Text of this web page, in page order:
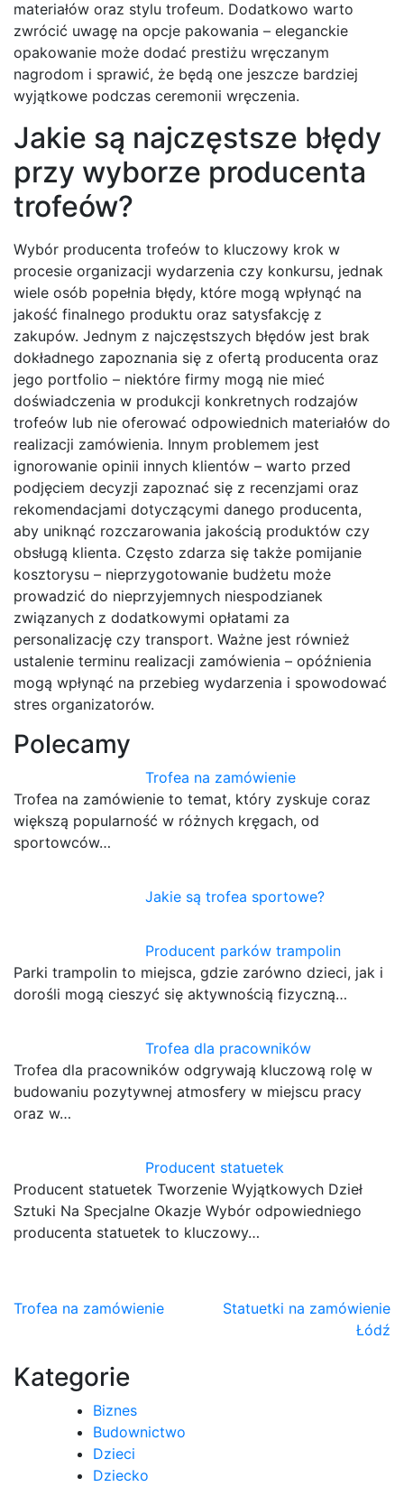
materiałów oraz stylu trofeum. Dodatkowo warto
zwrócić uwagę na opcje pakowania – eleganckie
opakowanie może dodać prestiżu wręczanym
nagrodom i sprawić, że będą one jeszcze bardziej
wyjątkowe podczas ceremonii wręczenia.
Jakie są najczęstsze błędy
przy wyborze producenta
trofeów?
Wybór producenta trofeów to kluczowy krok w
procesie organizacji wydarzenia czy konkursu, jednak
wiele osób popełnia błędy, które mogą wpłynąć na
jakość finalnego produktu oraz satysfakcję z
zakupów. Jednym z najczęstszych błędów jest brak
dokładnego zapoznania się z ofertą producenta oraz
jego portfolio – niektóre firmy mogą nie mieć
doświadczenia w produkcji konkretnych rodzajów
trofeów lub nie oferować odpowiednich materiałów do
realizacji zamówienia. Innym problemem jest
ignorowanie opinii innych klientów – warto przed
podjęciem decyzji zapoznać się z recenzjami oraz
rekomendacjami dotyczącymi danego producenta,
aby uniknąć rozczarowania jakością produktów czy
obsługą klienta. Często zdarza się także pomijanie
kosztorysu – nieprzygotowanie budżetu może
prowadzić do nieprzyjemnych niespodzianek
związanych z dodatkowymi opłatami za
personalizację czy transport. Ważne jest również
ustalenie terminu realizacji zamówienia – opóźnienia
mogą wpłynąć na przebieg wydarzenia i spowodować
stres organizatorów.
Polecamy
Trofea na zamówienie
Trofea na zamówienie to temat, który zyskuje coraz
większą popularność w różnych kręgach, od
sportowców…
Jakie są trofea sportowe?
Producent parków trampolin
Parki trampolin to miejsca, gdzie zarówno dzieci, jak i
dorośli mogą cieszyć się aktywnością fizyczną…
Trofea dla pracowników
Trofea dla pracowników odgrywają kluczową rolę w
budowaniu pozytywnej atmosfery w miejscu pracy
oraz w…
Producent statuetek
Producent statuetek Tworzenie Wyjątkowych Dzieł
Sztuki Na Specjalne Okazje Wybór odpowiedniego
producenta statuetek to kluczowy…
Nawigacja
Trofea na zamówienie
Statuetki na zamówienie
Łódź
Kategorie
Biznes
Budownictwo
Dzieci
Dziecko